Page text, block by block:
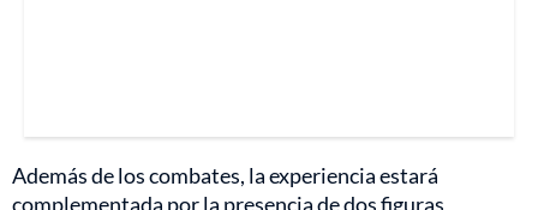
Además de los combates, la experiencia estará
complementada por la presencia de dos figuras